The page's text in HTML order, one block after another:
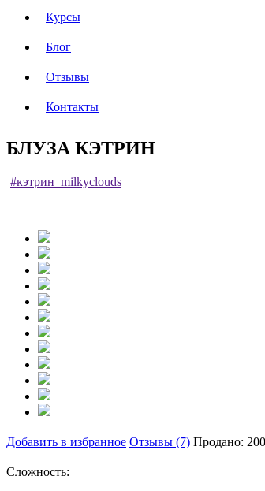
Курсы
Блог
Отзывы
Контакты
БЛУЗА КЭТРИН
#кэтрин_milkyclouds
Добавить в избранное Отзывы (7) Продано: 200
Сложность: